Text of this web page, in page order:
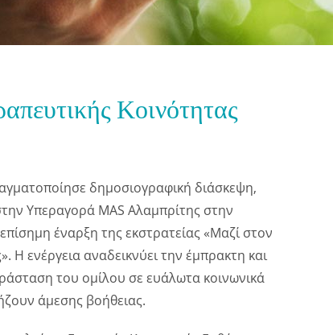
Κοινότητας
δημοσιογραφική διάσκεψη,
Υπεραγορά MAS Αλαμπρίτης στην
έναρξη της εκστρατείας «Μαζί στον
Η ενέργεια αναδεικνύει την έμπρακτη και
του ομίλου σε ευάλωτα κοινωνικά
άμεσης βοήθειας.